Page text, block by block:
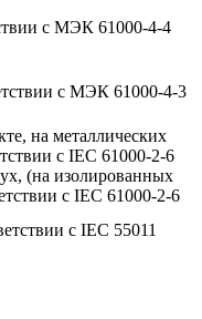
с МЭК 61000-4-4
с МЭК 61000-4-3
на металлических
с IEC 61000-2-6
(на изолированных
с IEC 61000-2-6
с IEC 55011